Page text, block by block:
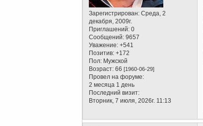
Зарегистрирован: Среда, 2
декабря, 2009г.
Приглашений: 0
Сообщений: 9657
Уважение: +541
Позитив: +172
Пол: Мужской
Возраст: 66[1960-06-29]
Провел на форуме:
2 месяца 1 день
Последний визит:
Вторник, 7 июля, 2026г. 11:13